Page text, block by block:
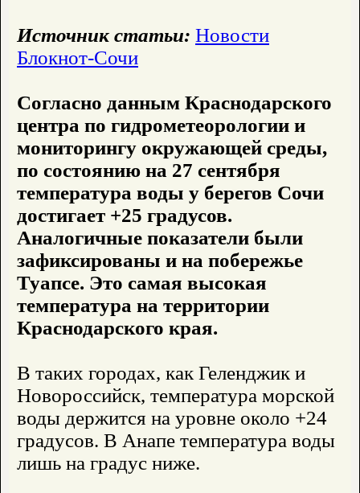
Источник статьи: Новости
Блокнот-Сочи
Согласно данным Краснодарского
центра по гидрометеорологии и
мониторингу окружающей среды,
по состоянию на 27 сентября
температура воды у берегов Сочи
достигает +25 градусов.
Аналогичные показатели были
зафиксированы и на побережье
Туапсе. Это самая высокая
температура на территории
Краснодарского края.
В таких городах, как Геленджик и
Новороссийск, температура морской
воды держится на уровне около +24
градусов. В Анапе температура воды
лишь на градус ниже.